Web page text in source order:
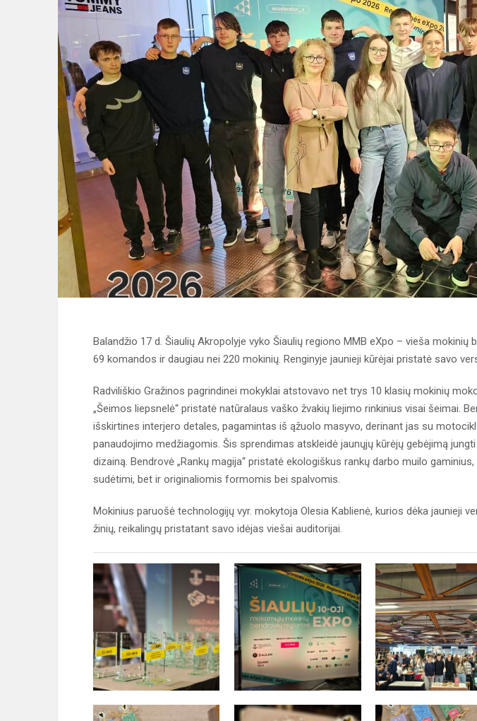
Balandžio 17 d. Šiaulių Akropolyje vyko Šiaulių regiono MMB eXpo – vieša mokinių
69 komandos ir daugiau nei 220 mokinių. Renginyje jaunieji kūrėjai pristatė savo
Radviliškio Gražinos pagrindinei mokyklai atstovavo net trys 10 klasių mokinių
„Šeimos liepsnelė“ pristatė natūralaus vaško žvakių liejimo rinkinius visai šeimai.
išskirtines interjero detales, pagamintas iš ąžuolo masyvo, derinant jas su
panaudojimo medžiagomis. Šis sprendimas atskleidė jaunųjų kūrėjų gebėjimą
dizainą. Bendrovė „Rankų magija“ pristatė ekologiškus rankų darbo muilo
sudėtimi, bet ir originaliomis formomis bei spalvomis.
Mokinius paruošė technologijų vyr. mokytoja Olesia Kablienė, kurios dėka jaunieji
žinių, reikalingų pristatant savo idėjas viešai auditorijai.